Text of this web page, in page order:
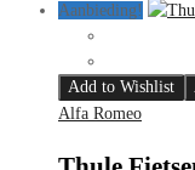
Aanbieding!
Add to Wishlist
Alfa Romeo